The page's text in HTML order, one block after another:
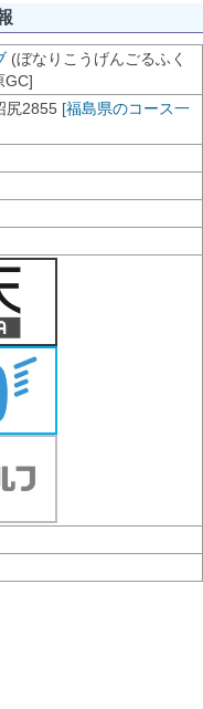
(ぼなりこうげんごるふく
GC]
尻2855 [福島県のコース一